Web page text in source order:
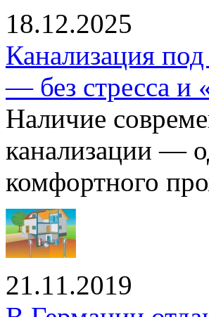
18.12.2025
Канализация
— без стресса и
Наличие
канализации —
комфортного
21.11.2019